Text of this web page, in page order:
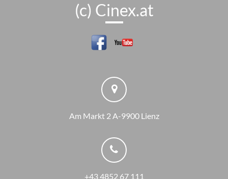
(c) Cinex.at
Am Markt 2 A-9900 Lienz
+43 4852 67 111